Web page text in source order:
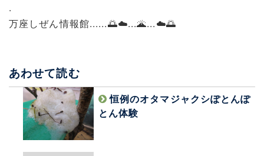
.
万座しぜん情報館......🌅☁️...🌋...☁️🌅
あわせて読む
恒例のオタマジャクシぽとんぽ
とん体験